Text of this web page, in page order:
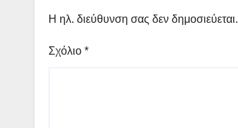
Η ηλ. διεύθυνση σας δεν δημοσιεύεται.
Σχόλιο *